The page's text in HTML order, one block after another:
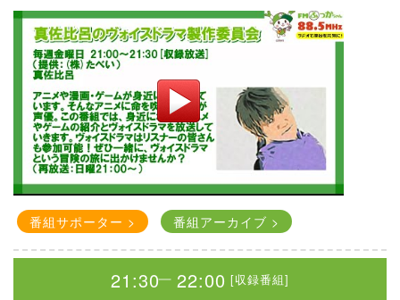
普段忙しく、なかなかのんびり夜空を見上げるチャンスのな
い方へ。
夜空を眺める楽しさ、星を見つける喜びをお届けする番組で
す。
広大な宇宙への想いを馳せ、小さな存在である私たちの無限
の可能性を感じられる30分。
ラジオを聴きながら空を眺めてみませんか？
（再放送：土曜20：30～ 金曜18：00～）
番組サポーター > 番組アーカイブ >
19:00 20:00 [収録番組]
番組サポーター > 番組アーカイブ >
21:30｜ 22:00 [収録番組]